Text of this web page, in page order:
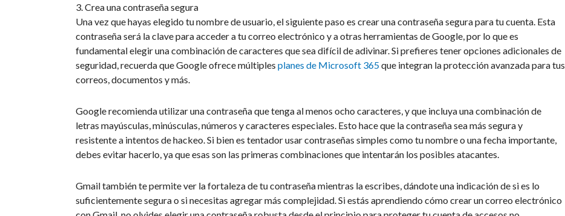
3. Crea una contraseña segura
Una vez que hayas elegido tu nombre de usuario, el siguiente paso es crear una contraseña segura para tu cuenta. Esta
contraseña será la clave para acceder a tu correo electrónico y a otras herramientas de Google, por lo que es
fundamental elegir una combinación de caracteres que sea difícil de adivinar. Si prefieres tener opciones adicionales de
seguridad, recuerda que Google ofrece múltiples planes de Microsoft 365que integran la protección avanzada para tus
correos, documentos y más.
Google recomienda utilizar una contraseña que tenga al menos ocho caracteres, y que incluya una combinación de
letras mayúsculas, minúsculas, números y caracteres especiales. Esto hace que la contraseña sea más segura y
resistente a intentos de hackeo. Si bien es tentador usar contraseñas simples como tu nombre o una fecha importante,
debes evitar hacerlo, ya que esas son las primeras combinaciones que intentarán los posibles atacantes.
Gmail también te permite ver la fortaleza de tu contraseña mientras la escribes, dándote una indicación de si es lo
suficientemente segura o si necesitas agregar más complejidad. Si estás aprendiendo cómo crear un correo electrónico